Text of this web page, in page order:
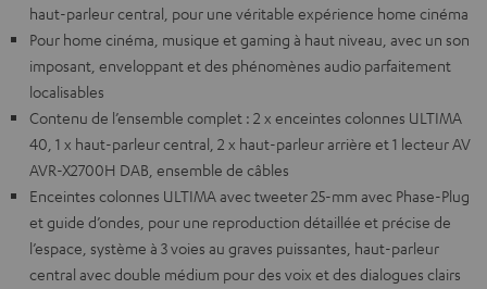
haut-parleur central, pour une véritable expérience home cinéma
Pour home cinéma, musique et gaming à haut niveau, avec un son
imposant, enveloppant et des phénomènes audio parfaitement
localisables
Contenu de l’ensemble complet : 2 x enceintes colonnes ULTIMA
40, 1 x haut-parleur central, 2 x haut-parleur arrière et 1 lecteur AV
AVR-X2700H DAB, ensemble de câbles
Enceintes colonnes ULTIMA avec tweeter 25-mm avec Phase-Plug
et guide d’ondes, pour une reproduction détaillée et précise de
l’espace, système à 3 voies au graves puissantes, haut-parleur
central avec double médium pour des voix et des dialogues clairs